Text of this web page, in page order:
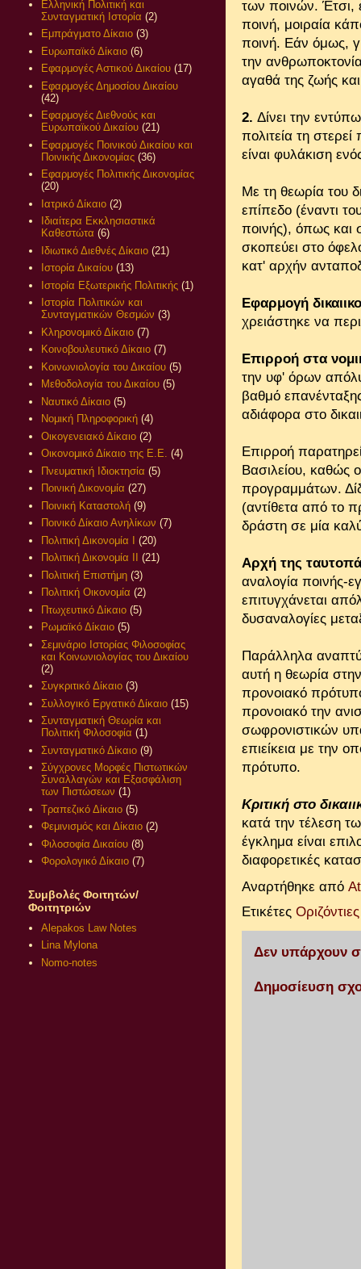
των ποινών. Έτσι,
ποινή, μοιραία
ποινή. Εάν όμως,
την
αγαθά της ζωής και
2. Δίνει την
πολιτεία τη
είναι φυλάκιση
Με τη θεωρία του
επίπεδο (έναντι
ποινής), όπως και
σκοπεύει στο
κατ' αρχήν
Εφαρμογή
χρειάστηκε να
Επιρροή στα
την υφ' όρων
βαθμό
αδιάφορα στο
Επιρροή
Βασιλείου, καθώς
προγραμμάτων.
(αντίθετα από το
δράστη σε μία
Αρχή της
αναλογία ποινής-
επιτυγχάνεται
δυσαναλογίες
Παράλληλα
αυτή η θεωρία
προνοιακό
προνοιακό την
σωφρονιστικών
επιείκεια με την
πρότυπο.
Κριτική στο
κατά την τέλεση
έγκλημα είναι
διαφορετικές
Αναρτήθηκε από
Ετικέτες
Δεν υπάρχουν
Δημοσίευση
Ελληνική Πολιτική και
Συνταγματική Ιστορία (2)
Εμπράγματο Δίκαιο (3)
Ευρωπαϊκό Δίκαιο (6)
Εφαρμογές Αστικού Δικαίου (17)
Εφαρμογές Δημοσίου Δικαίου
(42)
Εφαρμογές Διεθνούς και
Ευρωπαϊκού Δικαίου (21)
Εφαρμογές Ποινικού Δικαίου και
Ποινικής Δικονομίας (36)
Εφαρμογές Πολιτικής Δικονομίας
(20)
Ιατρικό Δίκαιο (2)
Ιδιαίτερα Εκκλησιαστικά
Καθεστώτα (6)
Ιδιωτικό Διεθνές Δίκαιο (21)
Ιστορία Δικαίου (13)
Ιστορία Εξωτερικής Πολιτικής (1)
Ιστορία Πολιτικών και
Συνταγματικών Θεσμών (3)
Κληρονομικό Δίκαιο (7)
Κοινοβουλευτικό Δίκαιο (7)
Κοινωνιολογία του Δικαίου (5)
Μεθοδολογία του Δικαίου (5)
Ναυτικό Δίκαιο (5)
Νομική Πληροφορική (4)
Οικογενειακό Δίκαιο (2)
Οικονομικό Δίκαιο της Ε.Ε. (4)
Πνευματική Ιδιοκτησία (5)
Ποινική Δικονομία (27)
Ποινική Καταστολή (9)
Ποινικό Δίκαιο Ανηλίκων (7)
Πολιτική Δικονομία Ι
(20)
Πολιτική Δικονομία ΙΙ
(21)
Πολιτική Επιστήμη (3)
Πολιτική Οικονομία (2)
Πτωχευτικό Δίκαιο (5)
Ρωμαϊκό Δίκαιο (5)
Σεμινάριο Ιστορίας Φιλοσοφίας
και Κοινωνιολογίας του Δικαίου
(2)
Συγκριτικό Δίκαιο (3)
Συλλογικό Εργατικό Δίκαιο (15)
Συνταγματική Θεωρία και
Πολιτική Φιλοσοφία (1)
Συνταγματικό Δίκαιο (9)
Σύγχρονες Μορφές Πιστωτικών
Συναλλαγών και Εξασφάλιση
των Πιστώσεων (1)
Τραπεζικό Δίκαιο (5)
Φεμινισμός και Δίκαιο (2)
Φιλοσοφία Δικαίου (8)
Φορολογικό Δίκαιο (7)
Συμβολές Φοιτητών/
Φοιτητριών
Alepakos Law Notes
Lina Mylona
Nomo-notes